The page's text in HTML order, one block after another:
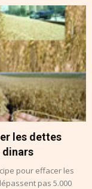
les dettes
dinars
pour effacer les
pas 5.000